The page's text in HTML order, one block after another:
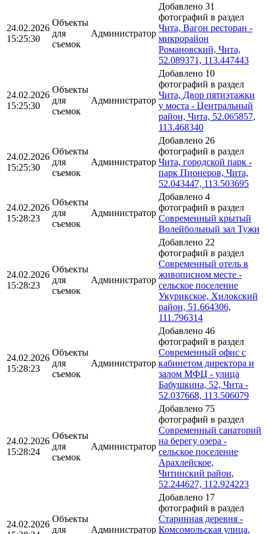
24.02.2026
15:25:30
Объекты
для
съемок
Администратор
Добавлено 31
фотографий в раздел
Чита, Вагон ресторан -
микрорайон
Романовский, Чита,
52.089371, 113.447443
24.02.2026
15:25:30
Объекты
для
съемок
Администратор
Добавлено 10
фотографий в раздел
Чита, Двор пятиэтажки
у моста - Центральный
район, Чита, 52.065857,
113.468340
24.02.2026
15:25:30
Объекты
для
съемок
Администратор
Добавлено 26
фотографий в раздел
Чита, городской парк -
парк Пионеров, Чита,
52.043447, 113.503695
24.02.2026
15:28:23
Объекты
для
съемок
Администратор
Добавлено 4
фотографий в раздел
Современный крытый
Волейбольный зал Тужи
24.02.2026
15:28:23
Объекты
для
съемок
Администратор
Добавлено 22
фотографий в раздел
Современный отель в
живописном месте -
сельское поселение
Укурикское, Хилокский
район, 51.664306,
111.796314
24.02.2026
15:28:23
Объекты
для
съемок
Администратор
Добавлено 46
фотографий в раздел
Современный офис с
кабинетом директора и
залом МФЦ - улица
Бабушкина, 52, Чита -
52.037668, 113.506079
24.02.2026
15:28:24
Объекты
для
съемок
Администратор
Добавлено 75
фотографий в раздел
Современный санаторий
на берегу озера -
сельское поселение
Арахлейское,
Читинский район,
52.244627, 112.924223
24.02.2026
Объекты
для
Администратор
Добавлено 17
фотографий в раздел
Старинная деревня -
Комсомольская улица,